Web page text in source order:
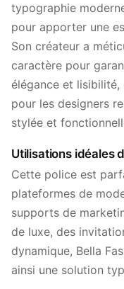
typographie
pour apporter une
Son créateur a
caractère pour
élégance et
pour les designers
stylée et
Utilisations idéales
Cette police est
plateformes de
supports de
de luxe, des
dynamique, Bella
ainsi une solution